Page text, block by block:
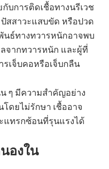
บการติดเชื้อทางนรีเวช
สสาวะแสบขัด หรือปวด
ธ์ทางทวารหนักอาจพบ
จากทวารหนัก และผู้ที่
เจ็บคอหรือเจ็บกลืน
ๆ มีความสำคัญอย่าง
โดยไม่รักษา เชื้ออาจ
แทรกซ้อนที่รุนแรงได้
องใน